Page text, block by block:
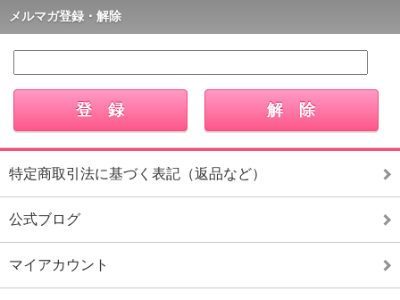
メルマガ登録・解除
特定商取引法に基づく表記（返品など）
公式ブログ
マイアカウント